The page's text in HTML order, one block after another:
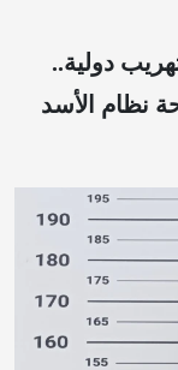
دولية..
نظام الأسد